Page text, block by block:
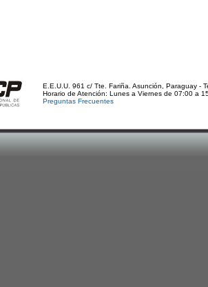
E.E.U.U. 961 c/ Tte. Fariña. Asunción, Paraguay -
Horario de Atención: Lunes a Viernes de 07:00 a
Preguntas Frecuentes